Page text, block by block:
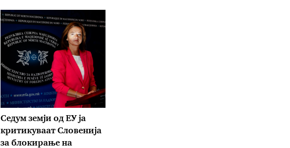
Седум земји од ЕУ ја
критикуваат Словенија
за блокирање на